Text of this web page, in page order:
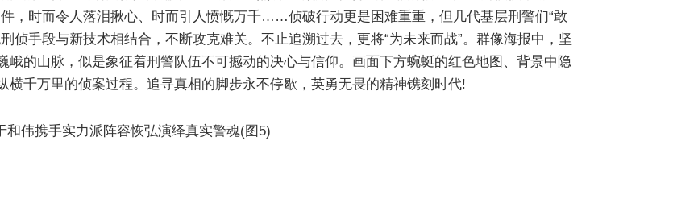
，时而令人落泪揪心、时而引人愤慨万千……侦破行动更是困难重重，但几代基层刑警们“敢
侦手段与新技术相结合，不断攻克难关。不止追溯过去，更将“为未来而战”。群像海报中，坚
峨的山脉，似是象征着刑警队伍不可撼动的决心与信仰。画面下方蜿蜒的红色地图、背景中隐
横千万里的侦案过程。追寻真相的脚步永不停歇，英勇无畏的精神镌刻时代!